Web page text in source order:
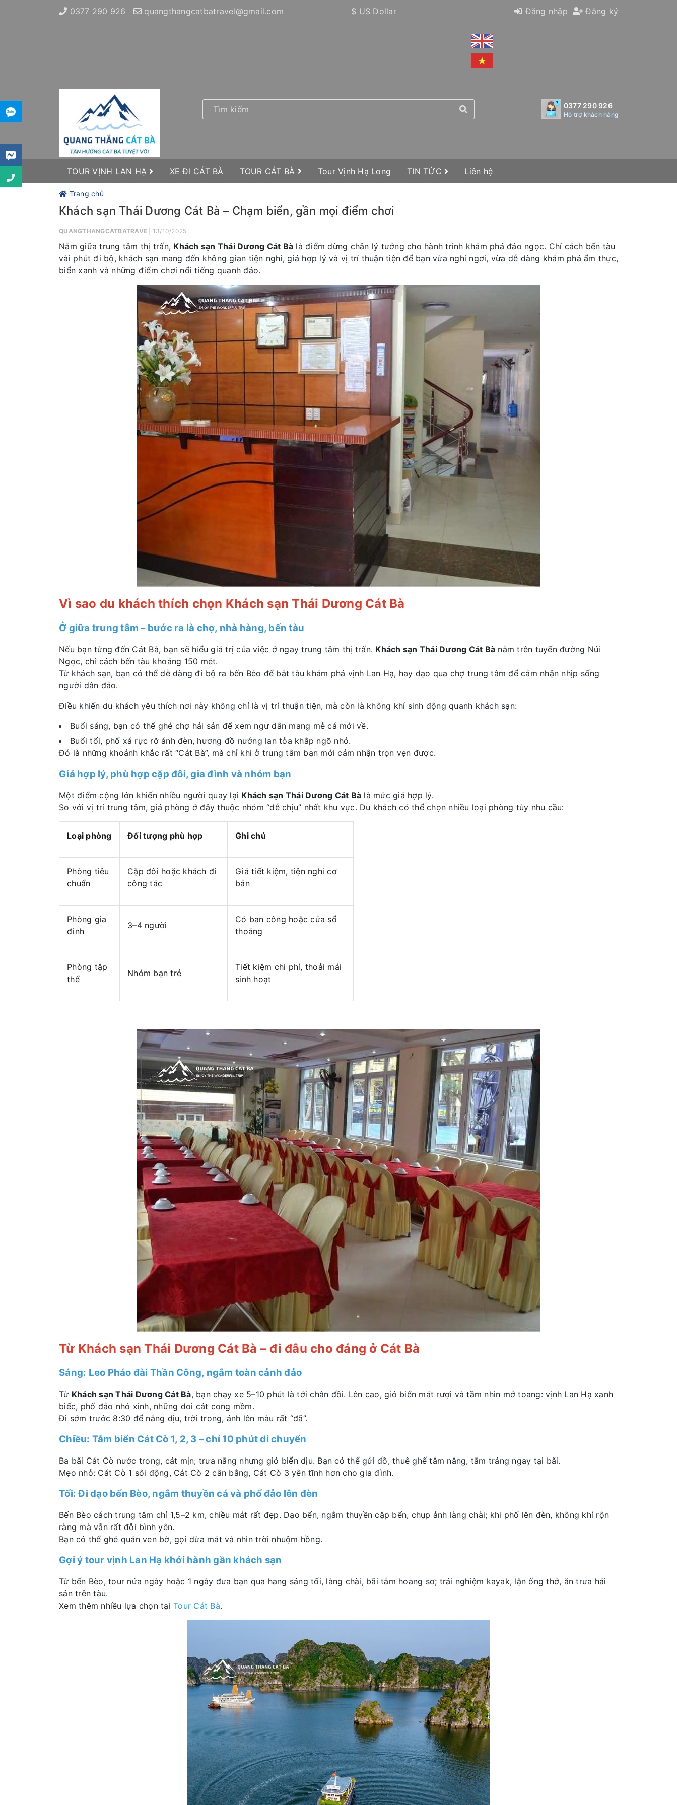
0377 290 926 quangthangcatbatravel@gmail.com Đăng nhập Đăng ký
$ US Dollar
0377 290 926
Hỗ trợ khách hàng
TOUR VỊNH LAN HẠ XE ĐI CÁT BÀ TOUR CÁT BÀ Tour Vịnh Hạ Long TIN TỨC Liên hệ
Trang chủ
Khách sạn Thái Dương Cát Bà – Chạm biển, gần mọi điểm chơi
QUANGTHANGCATBATRAVE | 13/10/2025
Nằm giữa trung tâm thị trấn, Khách sạn Thái Dương Cát Bà là điểm dừng chân lý tưởng cho hành trình khám phá đảo ngọc. Chỉ cách bến tàu
vài phút đi bộ, khách sạn mang đến không gian tiện nghi, giá hợp lý và vị trí thuận tiện để bạn vừa nghỉ ngơi, vừa dễ dàng khám phá ẩm thực,
biển xanh và những điểm chơi nổi tiếng quanh đảo.
Vì sao du khách thích chọn Khách sạn Thái Dương Cát Bà
Ở giữa trung tâm – bước ra là chợ, nhà hàng, bến tàu
Nếu bạn từng đến Cát Bà, bạn sẽ hiểu giá trị của việc ở ngay trung tâm thị trấn. Khách sạn Thái Dương Cát Bà nằm trên tuyến đường Núi
Ngọc, chỉ cách bến tàu khoảng 150 mét.
Từ khách sạn, bạn có thể dễ dàng đi bộ ra bến Bèo để bắt tàu khám phá vịnh Lan Hạ, hay dạo qua chợ trung tâm để cảm nhận nhịp sống
người dân đảo.
Điều khiến du khách yêu thích nơi này không chỉ là vị trí thuận tiện, mà còn là không khí sinh động quanh khách sạn:
Buổi sáng, bạn có thể ghé chợ hải sản để xem ngư dân mang mẻ cá mới về.
Buổi tối, phố xá rực rỡ ánh đèn, hương đồ nướng lan tỏa khắp ngõ nhỏ.
Đó là những khoảnh khắc rất “Cát Bà”, mà chỉ khi ở trung tâm bạn mới cảm nhận trọn vẹn được.
Giá hợp lý, phù hợp cặp đôi, gia đình và nhóm bạn
Một điểm cộng lớn khiến nhiều người quay lại Khách sạn Thái Dương Cát Bà là mức giá hợp lý.
So với vị trí trung tâm, giá phòng ở đây thuộc nhóm “dễ chịu” nhất khu vực. Du khách có thể chọn nhiều loại phòng tùy nhu cầu:
Loại phòng Đối tượng phù hợp Ghi chú
Phòng tiêu
chuẩn
Cặp đôi hoặc khách đi
công tác
Giá tiết kiệm, tiện nghi cơ
bản
Phòng gia
đình
3–4 người
Có ban công hoặc cửa sổ
thoáng
Phòng tập
thể
Nhóm bạn trẻ
Tiết kiệm chi phí, thoải mái
sinh hoạt
Từ Khách sạn Thái Dương Cát Bà – đi đâu cho đáng ở Cát Bà
Sáng: Leo Pháo đài Thần Công, ngắm toàn cảnh đảo
Từ Khách sạn Thái Dương Cát Bà, bạn chạy xe 5–10 phút là tới chân đồi. Lên cao, gió biển mát rượi và tầm nhìn mở toang: vịnh Lan Hạ xanh
biếc, phố đảo nhỏ xinh, những doi cát cong mềm.
Đi sớm trước 8:30 để nắng dịu, trời trong, ảnh lên màu rất “đã”.
Chiều: Tắm biển Cát Cò 1, 2, 3 – chỉ 10 phút di chuyển
Ba bãi Cát Cò nước trong, cát mịn; trưa nắng nhưng gió biển dịu. Bạn có thể gửi đồ, thuê ghế tắm nắng, tắm tráng ngay tại bãi.
Mẹo nhỏ: Cát Cò 1 sôi động, Cát Cò 2 cân bằng, Cát Cò 3 yên tĩnh hơn cho gia đình.
Tối: Đi dạo bến Bèo, ngắm thuyền cá và phố đảo lên đèn
Bến Bèo cách trung tâm chỉ 1,5–2 km, chiều mát rất đẹp. Dạo bến, ngắm thuyền cập bến, chụp ảnh làng chài; khi phố lên đèn, không khí rộn
ràng mà vẫn rất đỗi bình yên.
Bạn có thể ghé quán ven bờ, gọi dừa mát và nhìn trời nhuộm hồng.
Gợi ý tour vịnh Lan Hạ khởi hành gần khách sạn
Từ bến Bèo, tour nửa ngày hoặc 1 ngày đưa bạn qua hang sáng tối, làng chài, bãi tắm hoang sơ; trải nghiệm kayak, lặn ống thở, ăn trưa hải
sản trên tàu.
Xem thêm nhiều lựa chọn tại Tour Cát Bà.